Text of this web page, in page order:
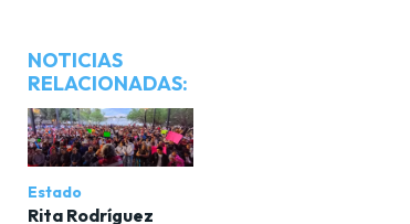
NOTICIAS
RELACIONADAS:
Estado
Rita Rodríguez